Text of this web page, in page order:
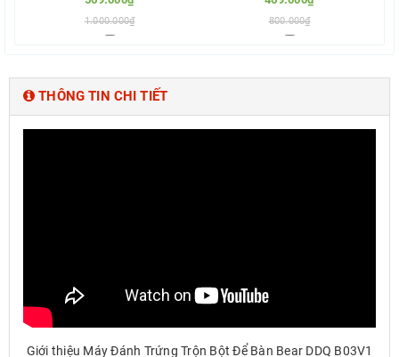
1.000.000₫ 800.000₫
THÔNG TIN CHI TIẾT
Giới thiệu Máy Đánh Trứng Trộn Bột Để Bàn Bear DDQ B03V1